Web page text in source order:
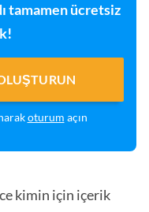
tamamen ücretsiz
oturum açın
kimin için içerik